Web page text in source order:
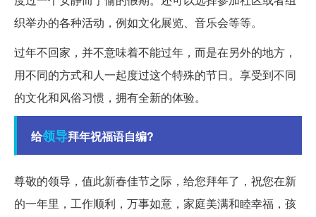
织举办的各种活动，例如文化展览、音乐会等等。
过年不回家，并不意味着不能过年，而是在另外的地方，
用不同的方式和人一起度过这个特殊的节日。享受到不同
的文化和风俗习惯，拥有全新的体验。
给领导拜年祝福语自编?
尊敬的领导，值此新春佳节之际，给您拜年了，祝您在新
的一年里，工作顺利，万事如意，家庭美满和睦幸福，孩